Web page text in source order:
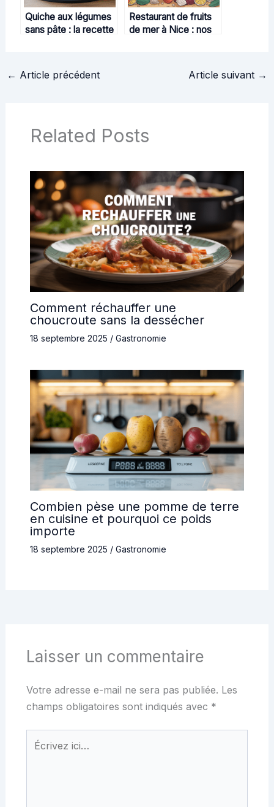
Quiche aux légumes
sans pâte : la recette
Restaurant de fruits
de mer à Nice : nos
← Article précédent Article suivant →
Related Posts
Comment réchauffer une
choucroute sans la dessécher
18 septembre 2025 / Gastronomie
Combien pèse une pomme de terre
en cuisine et pourquoi ce poids
importe
18 septembre 2025 / Gastronomie
Laisser un commentaire
Votre adresse e-mail ne sera pas publiée. Les
champs obligatoires sont indiqués avec *
Écrivez
ici…